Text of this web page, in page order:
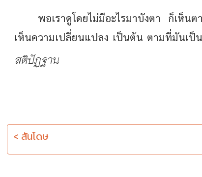
พอเราดูโดยไม่มีอะไรมาบังตา ก็เห็
เห็นความเปลี่ยนแปลง เป็นต้น ตามที่มันเป็น
สติปัฏฐาน
< สันโดษ